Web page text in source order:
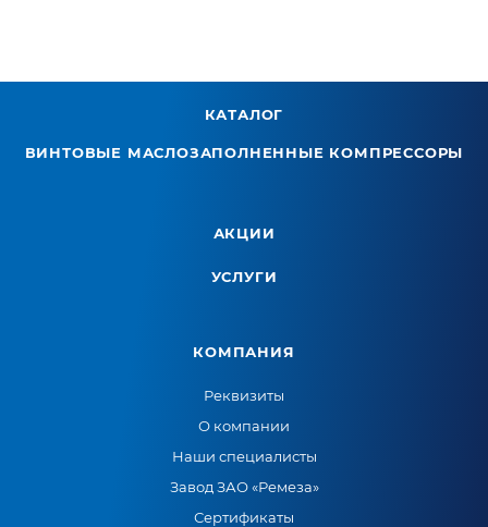
КАТАЛОГ
ВИНТОВЫЕ МАСЛОЗАПОЛНЕННЫЕ КОМПРЕССОРЫ
АКЦИИ
УСЛУГИ
КОМПАНИЯ
Реквизиты
О компании
Наши специалисты
Завод ЗАО «Ремеза»
Сертификаты